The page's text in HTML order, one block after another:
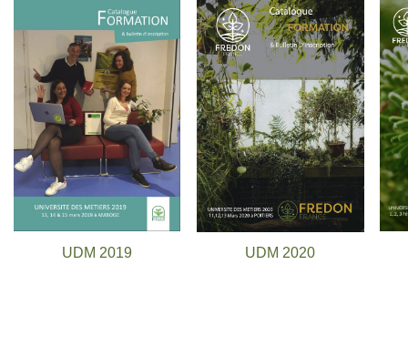
UDM 2019 UDM 2020